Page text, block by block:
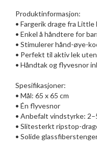
Produktinformasjon:
• Fargerik drage fra Little
• Enkel å håndtere for
• Stimulerer hånd-øye-
• Perfekt til aktiv lek
• Håndtak og flyvesnor
Spesifikasjoner:
• Mål: 65 x 65 cm
• Én flyvesnor
• Anbefalt vindstyrke:
• Slitesterkt ripstop-
• Solide